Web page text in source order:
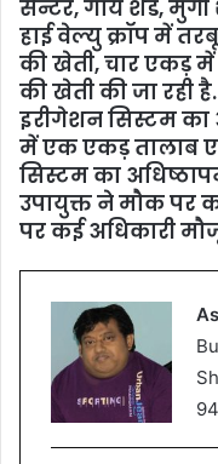
सेन्टर, गाय शेड,
हाई वेल्यु क्रॉप में
की खेती, चार एकड़
की खेती की जा रही
इरीगेशन सिस्टम का
में एक एकड़ तालाब
सिस्टम का
उपायुक्त ने मौक पर
पर कई अधिकारी